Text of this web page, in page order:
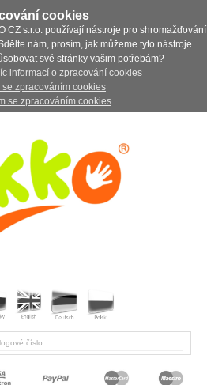
cookies
CZ s.r.o. používají nástroje pro shromažďování
nám, prosím, jak můžeme tyto nástroje
své stránky vašim potřebám?
informací o zpracování cookies
se zpracováním cookies
se zpracováním cookies